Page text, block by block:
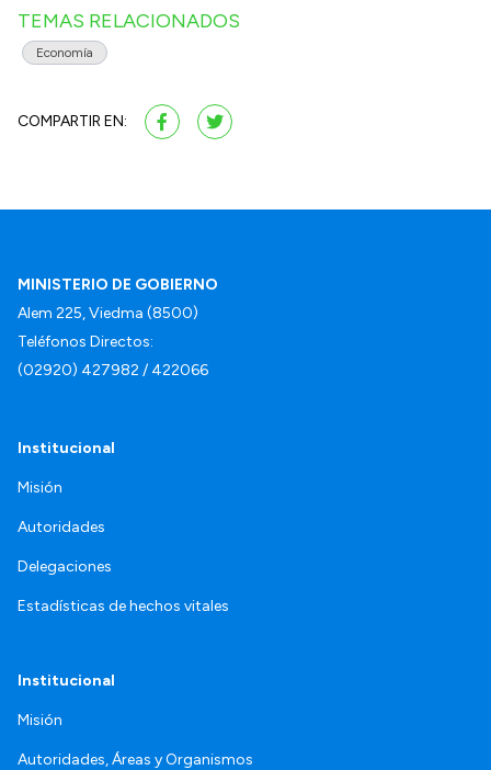
TEMAS RELACIONADOS
Economía
COMPARTIR EN:
MINISTERIO DE GOBIERNO
Alem 225, Viedma (8500)
Teléfonos Directos:
(02920) 427982 / 422066
Institucional
Misión
Autoridades
Delegaciones
Estadísticas de hechos vitales
Institucional
Misión
Autoridades, Áreas y Organismos